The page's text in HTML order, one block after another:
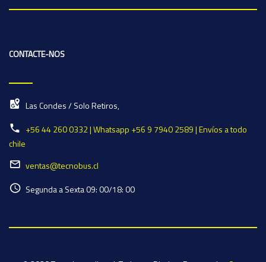
CONTACTE-NOS
Las Condes / Solo Retiros,
+56 44 260 0332 | Whatsapp +56 9 7940 2589 | Envíos a todo
chile
ventas@tecnobus.cl
Segunda a Sexta 09: 00/18: 00